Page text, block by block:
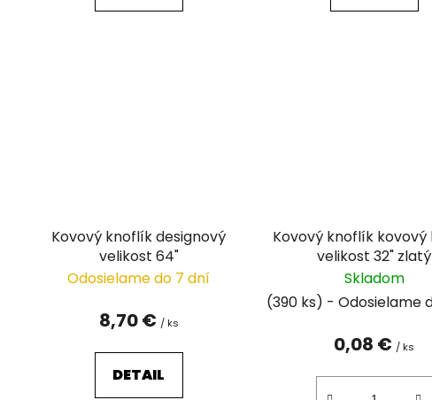
Kovový knoflík designový
velikost 64"
Odosielame do 7 dní
8,70 € / ks
DETAIL
Kovový knoflík kovový hladký
velikost 32" zlatý
Skladom
(390 ks)
0,08 € / ks